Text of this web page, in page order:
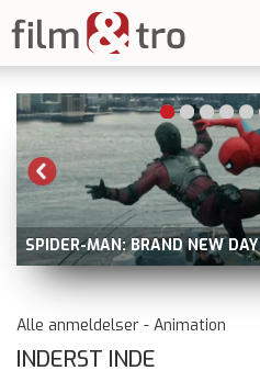
SPIDER-MAN: BRAND NEW DAY
Alle anmeldelser - Animation
INDERST INDE